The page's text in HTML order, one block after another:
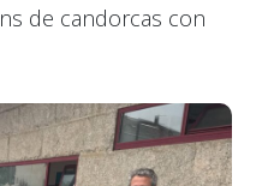
de candorcas con